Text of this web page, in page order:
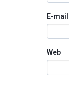
E-mail
Web